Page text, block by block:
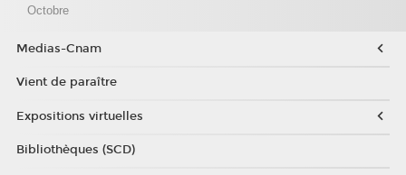
Octobre
Medias-Cnam
Vient de paraître
Expositions virtuelles
Bibliothèques (SCD)